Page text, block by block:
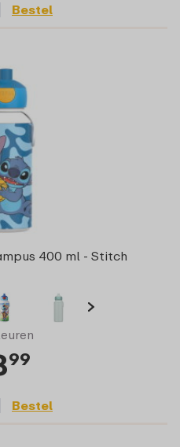
Bestel
400 ml - Stitch
99
Bestel